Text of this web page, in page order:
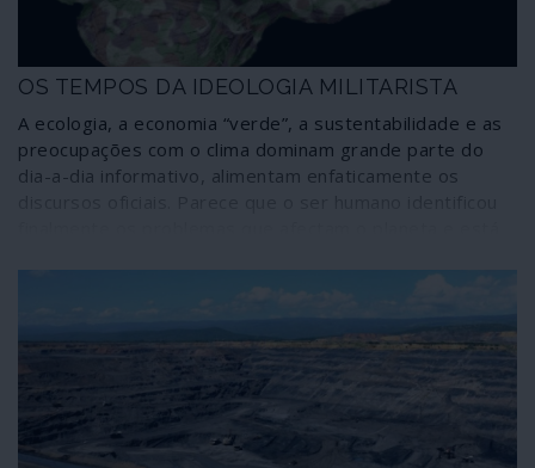
OS TEMPOS DA IDEOLOGIA MILITARISTA
A ecologia, a economia “verde”, a sustentabilidade e as
preocupações com o clima dominam grande parte do
dia-a-dia informativo, alimentam enfaticamente os
actividade mais predadora da Terra: a guerra.